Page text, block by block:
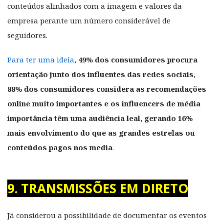
conteúdos alinhados com a imagem e valores da
empresa perante um número considerável de
seguidores.
Para ter uma ideia, 49% dos consumidores procura
orientação junto dos influentes das redes sociais,
88% dos consumidores considera as recomendações
online muito importantes e os influencers de média
importância têm uma audiência leal, gerando 16%
mais envolvimento do que as grandes estrelas ou
conteúdos pagos nos media.
9. TRANSMISSÕES EM DIRETO
Já considerou a possibilidade de documentar os eventos